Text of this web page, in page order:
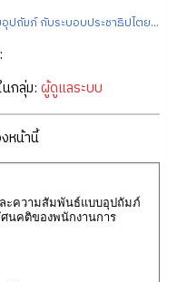
ปถัมภ์ กับระบอบประชาธิปไตย...
กลุ่ม: ผู้ดูแลระบบ
หน้านี้